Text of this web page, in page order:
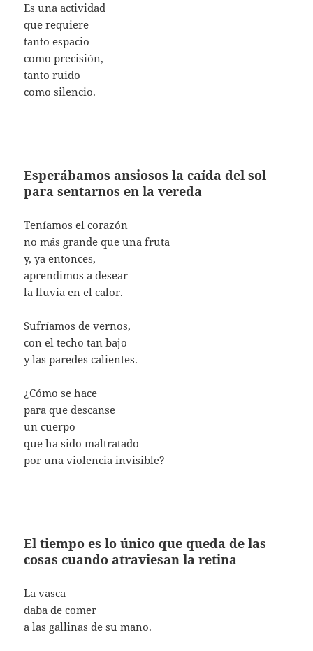
Es una actividad
que requiere
tanto espacio
como precisión,
tanto ruido
como silencio.
Esperábamos ansiosos la caída del sol
para sentarnos en la vereda
Teníamos el corazón
no más grande que una fruta
y, ya entonces,
aprendimos a desear
la lluvia en el calor.
Sufríamos de vernos,
con el techo tan bajo
y las paredes calientes.
¿Cómo se hace
para que descanse
un cuerpo
que ha sido maltratado
por una violencia invisible?
El tiempo es lo único que queda de las
cosas cuando atraviesan la retina
La vasca
daba de comer
a las gallinas de su mano.